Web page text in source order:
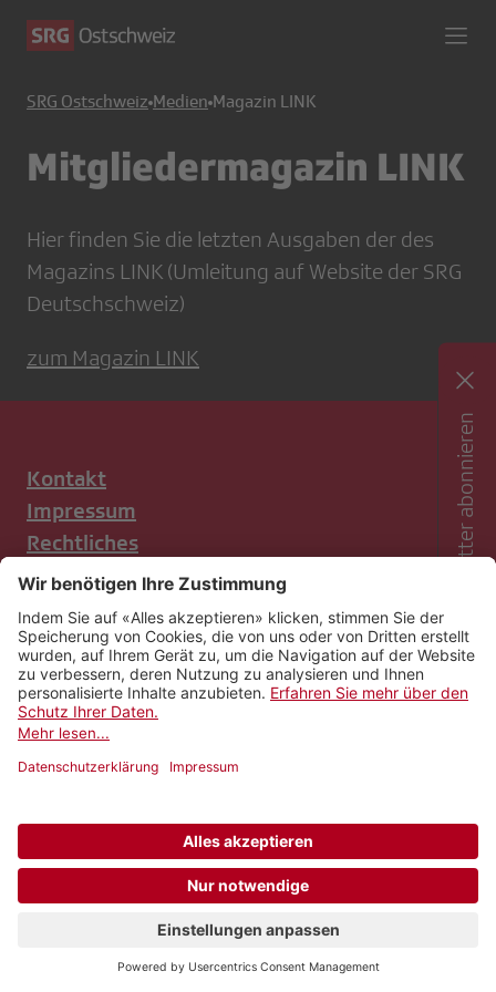
SRG Ostschweiz Medien Magazin LINK
Mitgliedermagazin LINK
Hier finden Sie die letzten Ausgaben der des
Magazins LINK (Umleitung auf Website der SRG
Deutschschweiz)
zum Magazin LINK
Newsletter abonnieren
Kontakt
Impressum
Rechtliches
Netiquette
Nutzungsbedingungen
Datenschutzeinstellungen
Newsletter abonnieren